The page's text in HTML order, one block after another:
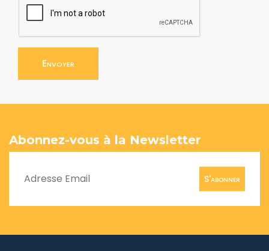
Envoyer
Abonnez-vous à la Newsletter
S'abonner